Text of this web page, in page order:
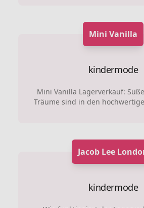
Mini Vanilla
kindermode
Mini Vanilla Lagerverkauf:
Träume sind in den
Jacob Lee
kindermode